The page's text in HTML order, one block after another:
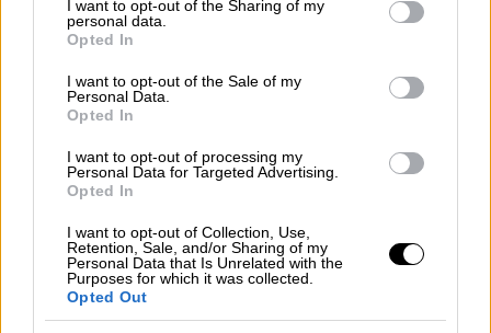
not limited to your visit or usage behaviour. You may click to
grant or deny consent to Google and its third-party tags to
use your data for below specified purposes in below Google
consent section.
I want to opt-out of the Sharing of my
personal data.
Opted In
I want to opt-out of the Sale of my
Personal Data.
Opted In
I want to opt-out of processing my
Personal Data for Targeted Advertising.
Opted In
I want to opt-out of Collection, Use,
Retention, Sale, and/or Sharing of my
Personal Data that Is Unrelated with the
Purposes for which it was collected.
Opted Out
Τα «φώτα» της κλήρωσης τράβηξαν η
διασταύρωση της Παρί Σεν Ζερμέν με την
Ατλέτικο Μαδρίτης στον 2ο όμιλο (μαζί με
Μποταφόγκο και Σιάτλ Σάουντερς), αλλά και
με την Μπενφίκα στον 3ο όμιλο (με Μπόκα
Τζούνιορς και Όκλαντ Σίτι), αλλά και η
Μάντσεστερ Σίτι με τη Γιουβέντους στον 7
όμιλο. Η Ίντερ Μαϊάμι του Λιονέλ Μέσι
κληρώθηκε στον 1ο όμιλο με την Πόρτο, την
Αλ Αχλί (Αιγύπτου) και την Παλμέιρας.